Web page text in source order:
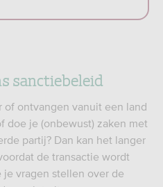
sanctiebeleid
of ontvangen vanuit een land
doe je (onbewust) zaken met
partij? Dan kan het langer
de transactie wordt
vragen stellen over de